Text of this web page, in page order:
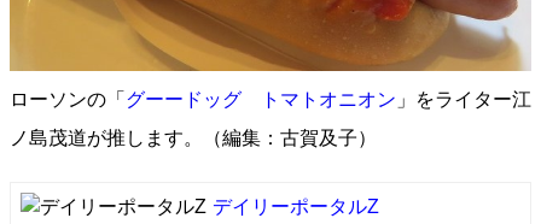
ローソンの「 グーードッグ トマトオニオン 」をライター江
ノ島茂道が推します。（編集：古賀及子）
デイリーポータルZ